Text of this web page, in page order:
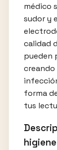
médico
sudor y
calidad
pueden
creando
forma
tus